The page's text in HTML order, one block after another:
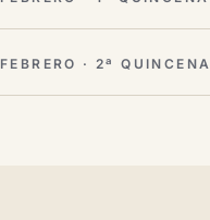
FEBRERO · 2ª QUINCENA